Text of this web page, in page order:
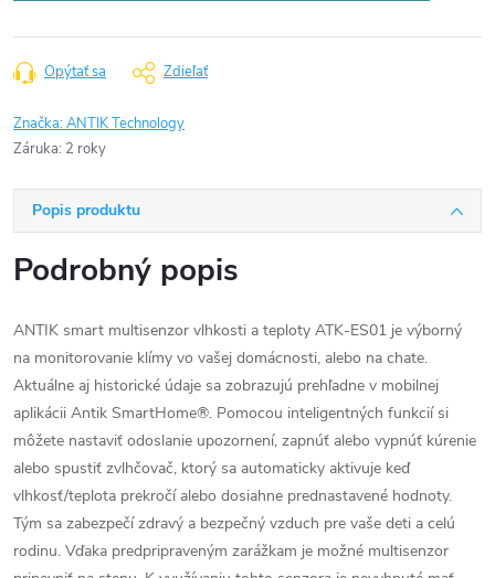
Opýtať sa Zdieľať
Značka:ANTIK Technology
Záruka: 2 roky
Popis produktu
Podrobný popis
ANTIK smart multisenzor vlhkosti a teploty ATK-ES01 je výborný
na monitorovanie klímy vo vašej domácnosti, alebo na chate.
Aktuálne aj historické údaje sa zobrazujú prehľadne v mobilnej
aplikácii Antik SmartHome®. Pomocou inteligentných funkcií si
môžete nastaviť odoslanie upozornení, zapnúť alebo vypnúť kúrenie
alebo spustiť zvlhčovač, ktorý sa automaticky aktivuje keď
vlhkosť/teplota prekročí alebo dosiahne prednastavené hodnoty.
Tým sa zabezpečí zdravý a bezpečný vzduch pre vaše deti a celú
rodinu. Vďaka predpripraveným zarážkam je možné multisenzor